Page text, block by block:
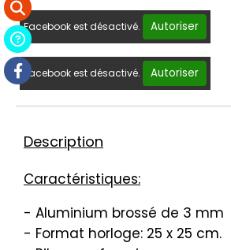
Facebook est désactivé. Autoriser
Facebook est désactivé. Autoriser
Description
Caractéristiques:
- Aluminium brossé de 3 mm
- Format horloge: 25 x 25 cm.